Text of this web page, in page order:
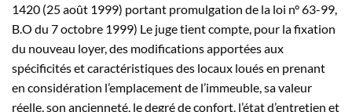
1420 (25 août 1999) portant promulgation de la loi n° 63-99,
B.O du 7 octobre 1999) Le juge tient compte, pour la fixation
du nouveau loyer, des modifications apportées aux
spécificités et caractéristiques des locaux loués en prenant
en considération l’emplacement de l’immeuble, sa valeur
réelle, son ancienneté, le degré de confort, l’état d’entretien et